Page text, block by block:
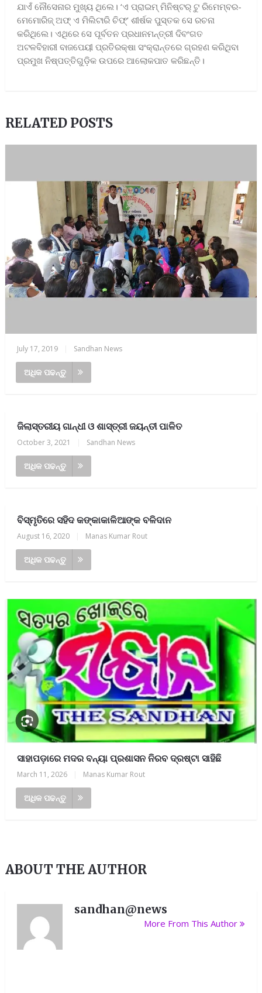
ଯାଏଁ ନୌସେନାର ମୁଖ୍ୟ ଥିଲେ। ‘ଏ ପ୍ରାଇମ୍‌ ମିନିଷ୍ଟର୍‌ ଟୁ ରିମେମ୍ବର-
ମେମୋରିଜ୍‌ ଅଫ୍‌ ଏ ମିଲିଟାରି ଚିଫ୍‌’ ଶୀର୍ଷକ ପୁସ୍ତକ ସେ ରଚନା
କରିଥିଲେ। ଏଥିରେ ସେ ପୂର୍ବତନ ପ୍ରଧାନମନ୍ତ୍ରୀ ଦିବଂଗତ
ଅଟଳବିହାରୀ ବାଜପେୟୀ ପ୍ରତିରକ୍ଷା ସଂକ୍ରାନ୍ତରେ ଗ୍ରହଣ କରିଥିବା
ପ୍ରମୁଖ ନିଷ୍ପତ୍ତିଗୁଡ଼ିକ ଉପରେ ଆଲୋକପାତ କରିଛନ୍ତି।
RELATED POSTS
July 17, 2019 Sandhan News
ଅଧିକ ପଢନ୍ତୁ
ଜିଲାସ୍ତରୀୟ ଗାନ୍ଧୀ ଓ ଶାସ୍ତ୍ରୀ ଜୟନ୍ତୀ ପାଳିତ
October 3, 2021 Sandhan News
ଅଧିକ ପଢନ୍ତୁ
ବିସ୍ମୃତିରେ ସହିଦ କଙ୍କାକାଳିଆଙ୍କ ବଳିଦାନ
August 16, 2020 Manas Kumar Rout
ଅଧିକ ପଢନ୍ତୁ
ସାହାପଡ଼ାରେ ମଦର ବନ୍ୟା ପ୍ରଶାସନ ନିରବ ଦ୍ରଷ୍ଟା ସାହିଛି
March 11, 2026 Manas Kumar Rout
ଅଧିକ ପଢନ୍ତୁ
ABOUT THE AUTHOR
sandhan@news
More From This Author